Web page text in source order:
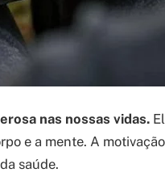
nas nossas vidas.
e a mente. A
saúde.